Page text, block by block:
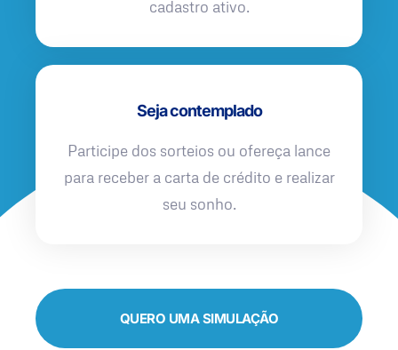
cadastro ativo.
Seja contemplado
Participe dos sorteios ou ofereça lance
para receber a carta de crédito e realizar
seu sonho.
QUERO UMA SIMULAÇÃO